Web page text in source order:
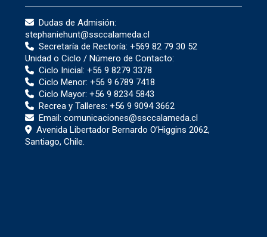
Dudas de Admisión:
stephaniehunt@ssccalameda.cl
Secretaría de Rectoría: +569 82 79 30 52
Unidad o Ciclo / Número de Contacto:
Ciclo Inicial: +56 9 8279 3378
Ciclo Menor: +56 9 6789 7418
Ciclo Mayor: +56 9 8234 5843
Recrea y Talleres: +56 9 9094 3662
Email: comunicaciones@ssccalameda.cl
Avenida Libertador Bernardo O’Higgins 2062,
Santiago, Chile.